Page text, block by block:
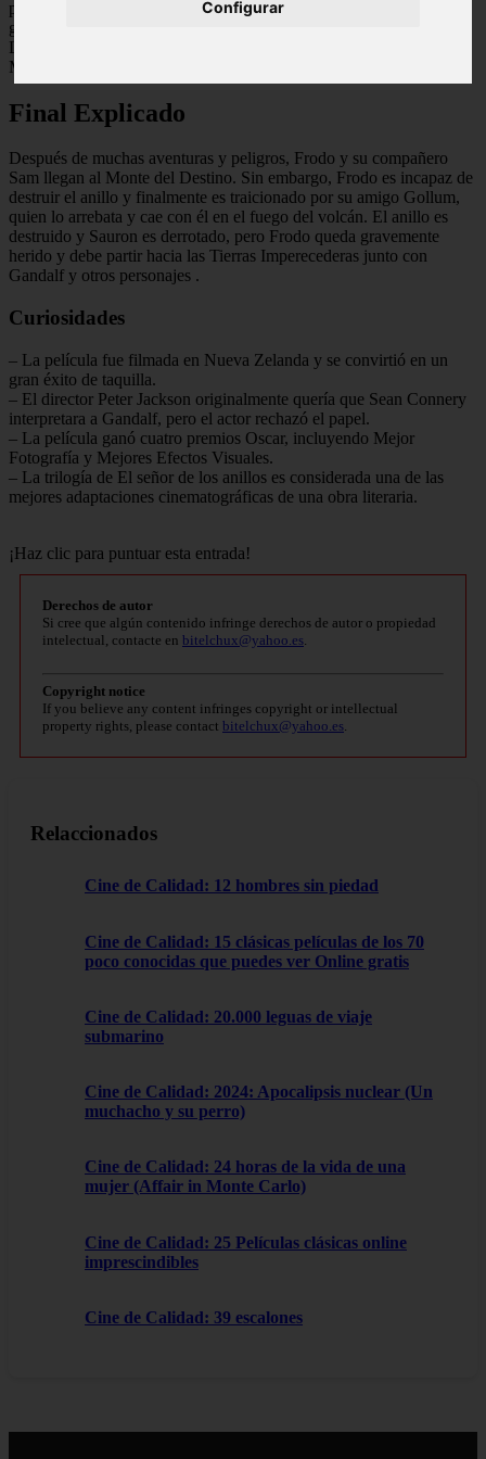
Configurar
por el malvado Sauron para controlar el mundo. Frodo se une a un
grupo de compañeros, incluyendo a Gandalf el Gris, Aragorn,
Legolas y Gimli, para llevar el anillo a Mordor y destruirlo en el
Monte del Destino.
Final Explicado
Después de muchas aventuras y peligros, Frodo y su compañero
Sam llegan al Monte del Destino. Sin embargo, Frodo es incapaz de
destruir el anillo y finalmente es traicionado por su amigo Gollum,
quien lo arrebata y cae con él en el fuego del volcán. El anillo es
destruido y Sauron es derrotado, pero Frodo queda gravemente
herido y debe partir hacia las Tierras Imperecederas junto con
Gandalf y otros personajes .
Curiosidades
– La película fue filmada en Nueva Zelanda y se convirtió en un
gran éxito de taquilla.
– El director Peter Jackson originalmente quería que Sean Connery
interpretara a Gandalf, pero el actor rechazó el papel.
– La película ganó cuatro premios Oscar, incluyendo Mejor
Fotografía y Mejores Efectos Visuales.
– La trilogía de El señor de los anillos es considerada una de las
mejores adaptaciones cinematográficas de una obra literaria.
¡Haz clic para puntuar esta entrada!
Derechos de autor
Si cree que algún contenido infringe derechos de autor o propiedad
intelectual, contacte en bitelchux@yahoo.es
Copyright notice
If you believe any content infringes copyright or intellectual
property rights, please contact bitelchux@yahoo.es
Relaccionados
Cine de Calidad: 12 hombres sin piedad
Cine de Calidad: 15 clásicas películas de los 70
poco conocidas que puedes ver Online gratis
Cine de Calidad: 20.000 leguas de viaje
submarino
Cine de Calidad: 2024: Apocalipsis nuclear (Un
muchacho y su perro)
Cine de Calidad: 24 horas de la vida de una
mujer (Affair in Monte Carlo)
Cine de Calidad: 25 Películas clásicas online
imprescindibles
Cine de Calidad: 39 escalones